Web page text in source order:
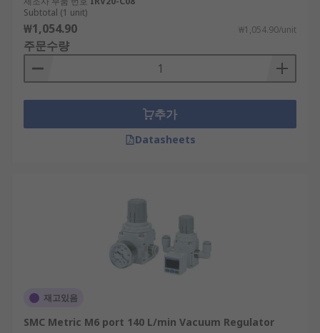
Subtotal (1 unit)
₩1,054.90 ₩1,054.90/unit
주문수량
추가
Datasheets
재고있음
SMC Metric M6 port 140 L/min Vacuum Regulator